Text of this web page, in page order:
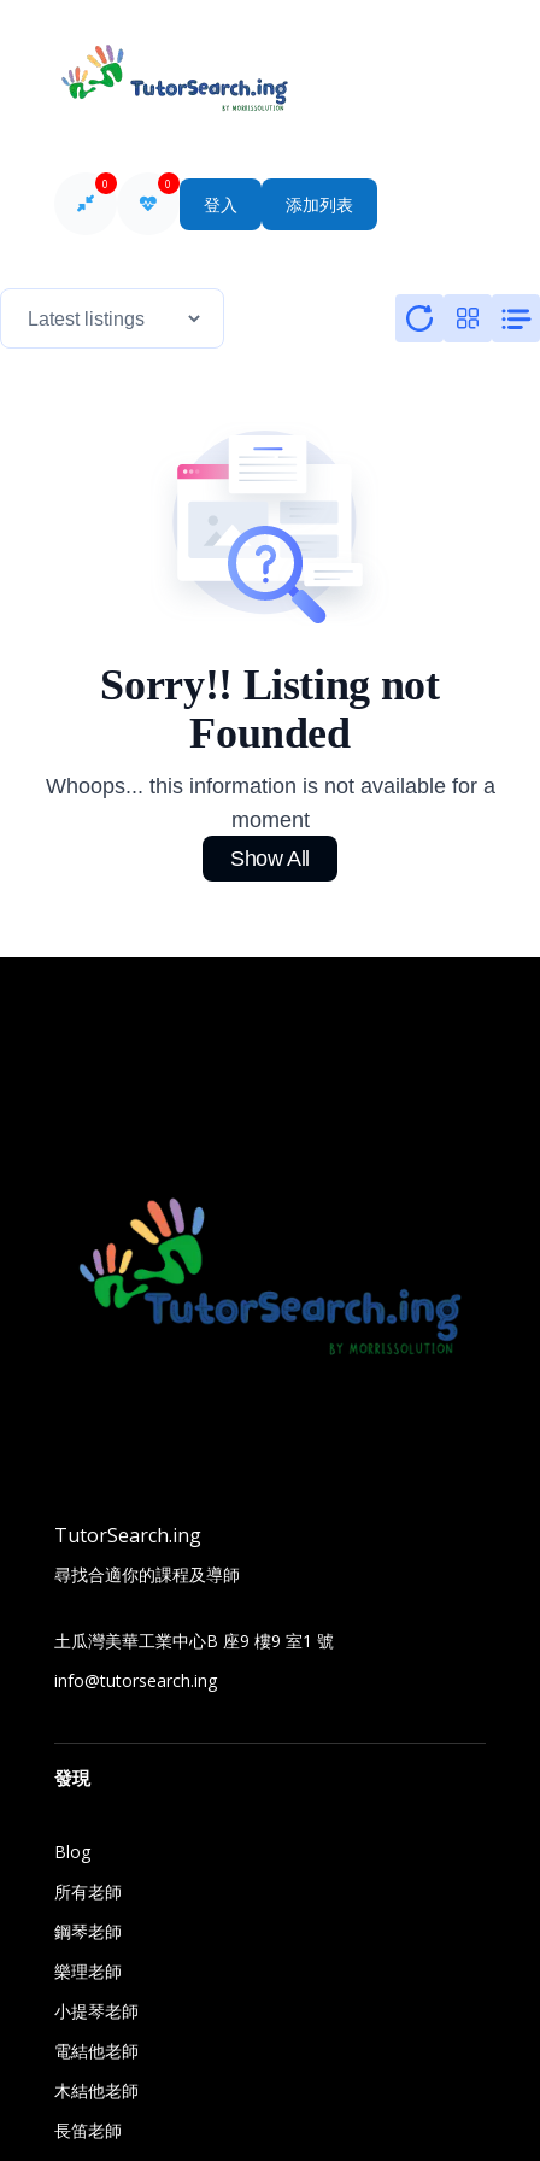
0 0
登入 添加列表
Sorry!! Listing not
Founded
Whoops... this information is not available for a
moment
Show All
TutorSearch.ing
尋找合適你的課程及導師
土瓜灣美華工業中心B 座9 樓9 室1 號
info@tutorsearch.ing
發現
Blog
所有老師
鋼琴老師
樂理老師
小提琴老師
電結他老師
木結他老師
長笛老師